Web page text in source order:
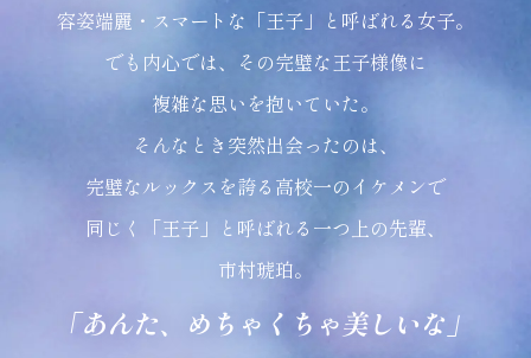
容姿端麗・スマートな「王子」と呼ばれる女子。
でも内心では、その完璧な王子様像に
複雑な思いを抱いていた。
そんなとき突然出会ったのは、
完璧なルックスを誇る高校一のイケメンで
同じく「王子」と呼ばれる一つ上の先輩、
市村琥珀。
「あんた、めちゃくちゃ美しいな」